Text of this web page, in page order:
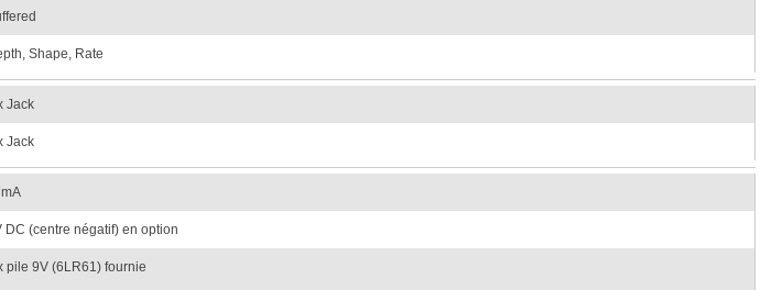
Shape, Rate
Jack
Jack
DC (centre négatif) en option
pile 9V (6LR61) fournie